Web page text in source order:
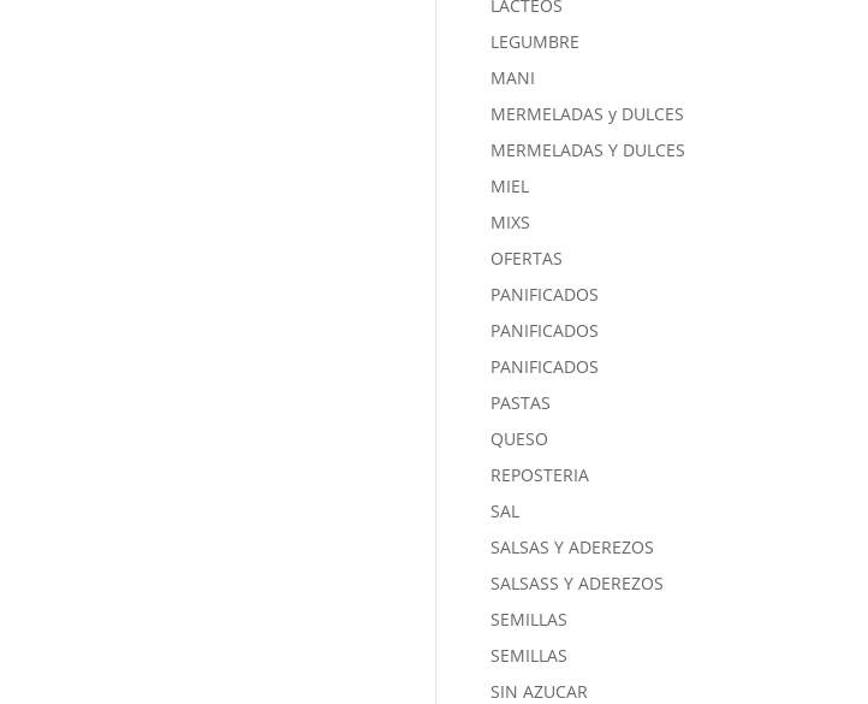
LACTEOS
LEGUMBRE
MANI
MERMELADAS y DULCES
MERMELADAS Y DULCES
MIEL
MIXS
OFERTAS
PANIFICADOS
PANIFICADOS
PANIFICADOS
PASTAS
QUESO
REPOSTERIA
SAL
SALSAS Y ADEREZOS
SALSASS Y ADEREZOS
SEMILLAS
SEMILLAS
SIN AZUCAR